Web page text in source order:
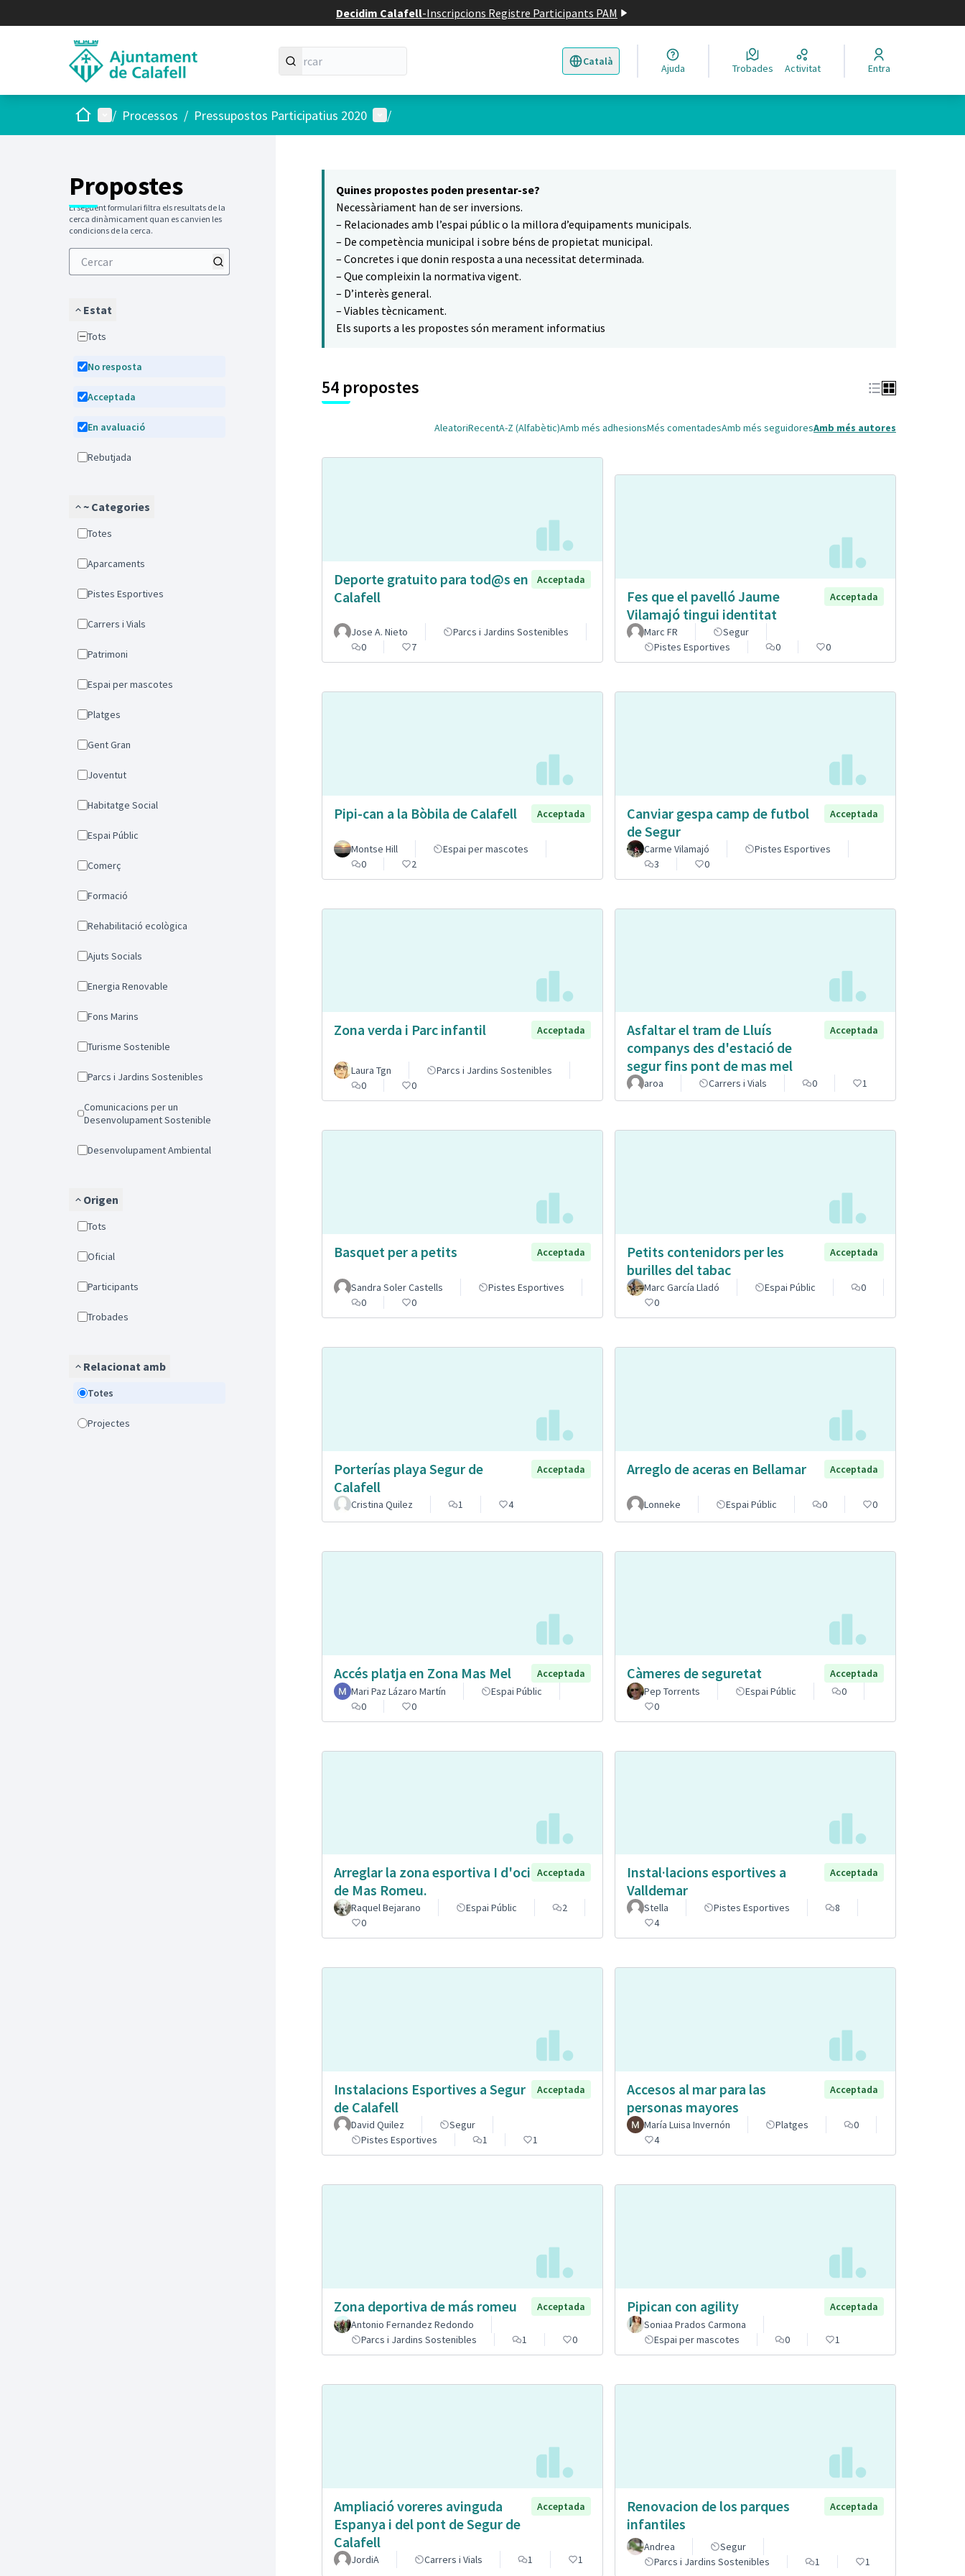
Decidim Calafell-Inscripcions Registre Participants PAM
Català
Triar la llengua Elegir el idioma
Ajuda Trobades Activitat Entra
Inici Menú principal
/ Processos / Pressupostos Participatius 2020 Menú d'usuari
/
Propostes
El següent formulari filtra els resultats de la
cerca dinàmicament quan es canvien les
condicions de la cerca.
Estat
Tots
No resposta
Acceptada
En avaluació
Rebutjada
~ Categories
Totes
Aparcaments
Pistes Esportives
Carrers i Vials
Patrimoni
Espai per mascotes
Platges
Gent Gran
Joventut
Habitatge Social
Espai Públic
Comerç
Formació
Rehabilitació ecològica
Ajuts Socials
Energia Renovable
Fons Marins
Turisme Sostenible
Parcs i Jardins Sostenibles
Comunicacions per un
Desenvolupament Sostenible
Desenvolupament Ambiental
Origen
Tots
Oficial
Participants
Trobades
Relacionat amb
Totes
Projectes
Quines propostes poden presentar-se?
Necessàriament han de ser inversions.
– Relacionades amb l’espai públic o la millora d’equipaments municipals.
– De competència municipal i sobre béns de propietat municipal.
– Concretes i que donin resposta a una necessitat determinada.
– Que compleixin la normativa vigent.
– D’interès general.
– Viables tècnicament.
Els suports a les propostes són merament informatius
54 propostes
AleatoriRecentA-Z (Alfabètic)Amb més adhesionsMés comentadesAmb més seguidoresAmb més autores
Deporte gratuito para tod@s en
Calafell
Acceptada
Jose A. Nieto
Parcs i Jardins Sostenibles
0
7
Fes que el pavelló Jaume
Vilamajó tingui identitat
Acceptada
Marc FR
Segur
Pistes Esportives
0 0
Pipi-can a la Bòbila de Calafell Acceptada
Montse Hill
Espai per mascotes
0
2
Canviar gespa camp de futbol
de Segur
Acceptada
Carme Vilamajó
Pistes Esportives
3
0
Zona verda i Parc infantil Acceptada
Laura Tgn
Parcs i Jardins Sostenibles
0
0
Asfaltar el tram de Lluís
companys des d'estació de
segur fins pont de mas mel
Acceptada
aroa Carrers i Vials 0 1
Basquet per a petits Acceptada
Sandra Soler Castells
Pistes Esportives
0
0
Petits contenidors per les
burilles del tabac
Acceptada
Marc García Lladó Espai Públic
0
0
Porterías playa Segur de
Calafell
Acceptada
Cristina Quilez 1 4
Arreglo de aceras en Bellamar Acceptada
Lonneke Espai Públic 0 0
Accés platja en Zona Mas Mel
Acceptada
Mari Paz Lázaro Martín
Espai Públic
0
0
Càmeres de seguretat
Acceptada
Pep Torrents
Espai Públic
0
0
Arreglar la zona esportiva I d'oci
de Mas Romeu.
Acceptada
Raquel Bejarano Espai Públic
2
0
Instal·lacions esportives a
Valldemar
Acceptada
Stella Pistes Esportives
8
4
Instalacions Esportives a Segur
de Calafell
Acceptada
David Quilez
Segur
Pistes Esportives
1 1
Accesos al mar para las
personas mayores
Acceptada
María Luisa Invernón Platges
0
4
Zona deportiva de más romeu
Acceptada
Antonio Fernandez Redondo
Parcs i Jardins Sostenibles
1 0
Pipican con agility
Acceptada
Soniaa Prados Carmona
Espai per mascotes
0 1
Ampliació voreres avinguda
Espanya i del pont de Segur de
Calafell
Acceptada
JordiA Carrers i Vials 1 1
Renovacion de los parques
infantiles
Acceptada
Andrea
Segur
Parcs i Jardins Sostenibles
1 1